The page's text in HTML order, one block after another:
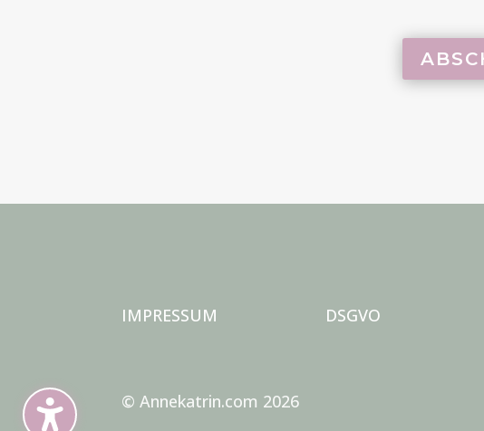
IMPRESSUM DSGVO
© Annekatrin.com 2026